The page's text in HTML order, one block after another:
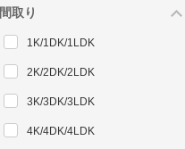
間取り
1K/1DK/1LDK
2K/2DK/2LDK
3K/3DK/3LDK
4K/4DK/4LDK